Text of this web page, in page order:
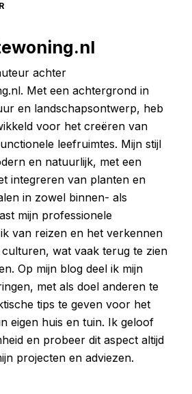
achter
Met een achtergrond in
en landschapsontwerp, heb
voor het creëren van
leefruimtes. Mijn stijl
en natuurlijk, met een
integreren van planten en
in zowel binnen- als
mijn professionele
van reizen en het verkennen
wat vaak terug te zien
Op mijn blog deel ik mijn
met als doel anderen te
tips te geven voor het
eigen huis en tuin. Ik geloof
en probeer dit aspect altijd
projecten en adviezen.